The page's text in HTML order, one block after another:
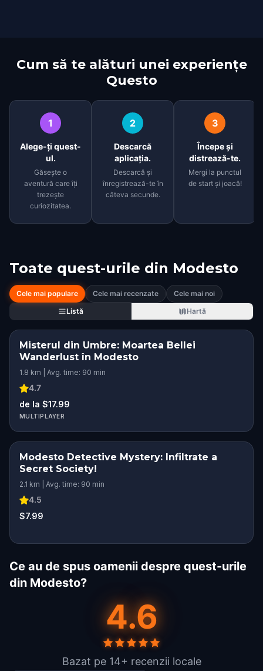
Cum să te alături unei experiențe
Questo
1
Alege-ți quest-
ul.
Găsește o
aventură care îți
trezește
curiozitatea.
2
Descarcă
aplicația.
Descarcă și
înregistrează-te în
câteva secunde.
3
Începe și
distrează-te.
Mergi la punctul
de start și joacă!
Toate quest-urile din Modesto
Cele mai populare Cele mai recenzate
Cele mai noi
Listă
Hartă
Misterul din Umbre: Moartea Bellei
Wanderlust în Modesto
1.8 km | Avg. time: 90 min
4.7
de la $17.99
MULTIPLAYER
Modesto Detective Mystery: Infiltrate a
Secret Society!
2.1 km | Avg. time: 90 min
4.5
$7.99
Ce au de spus oamenii despre quest-urile
din Modesto?
4.6
Bazat pe 14+ recenzii locale